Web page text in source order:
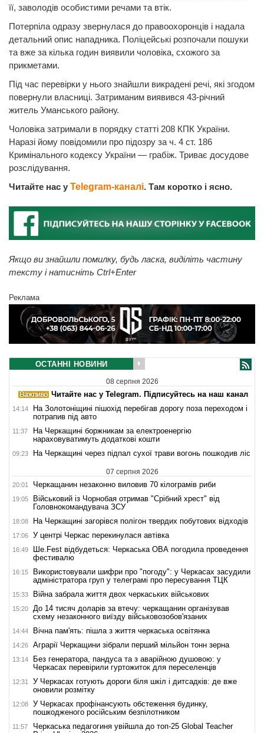
її, заволодів особистими речами та втік.
Потерпіла одразу звернулася до правоохоронців і надала
детальний опис нападника. Поліцейські розпочали пошуки
та вже за кілька годин виявили чоловіка, схожого за
прикметами.
Під час перевірки у нього знайшли викрадені речі, які згодом
повернули власниці. Затриманим виявився 43-річний
житель Уманського району.
Чоловіка затримали в порядку статті 208 КПК України.
Наразі йому повідомили про підозру за ч. 4 ст. 186
Кримінального кодексу України — грабіж. Триває досудове
розслідування.
Читайте нас у Telegram-каналі. Там коротко і ясно.
Якщо ви знайшли помилку, будь ласка, виділіть частину
тексту і натисніть Ctrl+Enter
Реклама
ОСТАННІ НОВИНИ
08 серпня 2026
Читайте нас у Telegram. Підписуйтесь на наш канал
14:14
На Золотоніщині пішохід перебігав дорогу поза переходом і
потрапив під авто
11:37
На Черкащині боржникам за електроенергію
нараховуватимуть додаткові кошти
09:23 На Черкащині через підпал сухої трави вогонь пошкодив ліс
07 серпня 2026
20:01 Черкащанин незаконно виловив 70 кілограмів риби
19:05
Військовий із Чорнобая отримав "Срібний хрест" від
Головнокомандувача ЗСУ
18:08 На Черкащині загорівся полігон твердих побутових відходів
17:06 У центрі Черкас перекинулася автівка
16:49
Ше.Fest відбудеться: Черкаська ОВА погодила проведення
фестивалю
16:15
Використовували шифри про "погоду": у Черкасах засудили
адміністратора груп у телеграмі про пересування ТЦК
15:33 Війна забрала життя двох черкаських військових
15:20
До 14 тисяч доларів за втечу: черкащанин організував
схему незаконного виїзду військовозобов'язаних
14:44 Вічна пам'ять: пішла з життя черкаська освітянка
14:26 Аграрії Черкащини зібрали перший мільйон тонн зерна
13:14
Без генератора, пандуса та з аварійною душовою: у
Черкасах перевірили гуртожиток для переселенців
12:31
У Черкасах готують дороги біля шкіл і дитсадків: де вже
оновили розмітку
12:08
У Черкасах профінансують обстеження будинку,
пошкодженого російським безпілотником
11:57
Черкаська педагогиня увійшла до топ-25 Global Teacher